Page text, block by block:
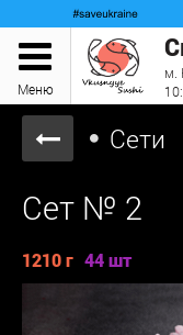
Меню
м.
Сети
Сет № 2
1210 г 44 шт